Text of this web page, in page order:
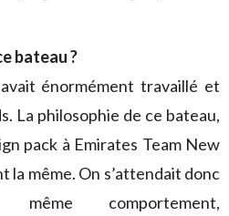
bateau ?
énormément travaillé et
La philosophie de ce bateau,
pack à Emirates Team New
la même. On s’attendait donc
comportement,